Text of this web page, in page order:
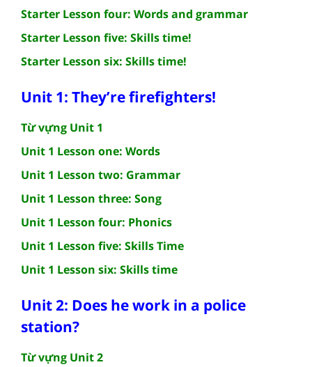
Starter Lesson four: Words and grammar
Starter Lesson five: Skills time!
Starter Lesson six: Skills time!
Unit 1: They’re firefighters!
Từ vựng Unit 1
Unit 1 Lesson one: Words
Unit 1 Lesson two: Grammar
Unit 1 Lesson three: Song
Unit 1 Lesson four: Phonics
Unit 1 Lesson five: Skills Time
Unit 1 Lesson six: Skills time
Unit 2: Does he work in a police
station?
Từ vựng Unit 2